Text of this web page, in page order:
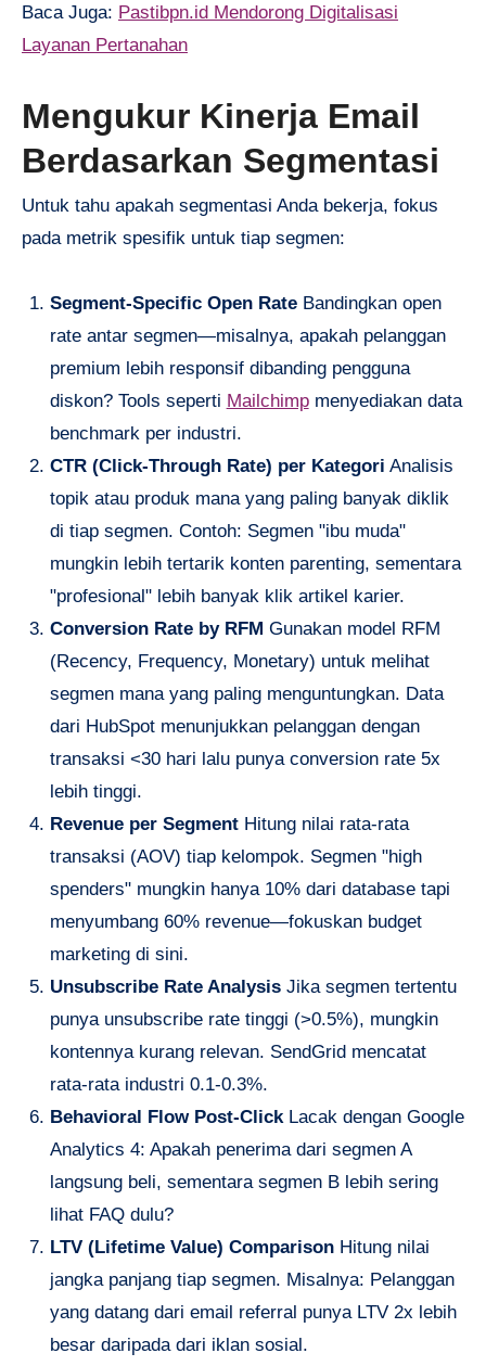
Baca Juga: Pastibpn.id Mendorong Digitalisasi
Layanan Pertanahan
Mengukur Kinerja Email
Berdasarkan Segmentasi
Untuk tahu apakah segmentasi Anda bekerja, fokus
pada metrik spesifik untuk tiap segmen:
Segment-Specific Open RateBandingkan open
rate antar segmen—misalnya, apakah pelanggan
premium lebih responsif dibanding pengguna
diskon? Tools seperti Mailchimpmenyediakan data
benchmark per industri.
CTR (Click-Through Rate) per Kategori Analisis
topik atau produk mana yang paling banyak diklik
di tiap segmen. Contoh: Segmen "ibu muda"
mungkin lebih tertarik konten parenting, sementara
"profesional" lebih banyak klik artikel karier.
Conversion Rate by RFM Gunakan model RFM
(Recency, Frequency, Monetary) untuk melihat
segmen mana yang paling menguntungkan. Data
dari HubSpot menunjukkan pelanggan dengan
transaksi <30 hari lalu punya conversion rate 5x
lebih tinggi.
Revenue per SegmentHitung nilai rata-rata
transaksi (AOV) tiap kelompok. Segmen "high
spenders" mungkin hanya 10% dari database tapi
menyumbang 60% revenue—fokuskan budget
marketing di sini.
Unsubscribe Rate AnalysisJika segmen tertentu
punya unsubscribe rate tinggi (>0.5%), mungkin
kontennya kurang relevan. SendGrid mencatat
rata-rata industri 0.1-0.3%.
Behavioral Flow Post-ClickLacak dengan Google
Analytics 4: Apakah penerima dari segmen A
langsung beli, sementara segmen B lebih sering
lihat FAQ dulu?
LTV (Lifetime Value) ComparisonHitung nilai
jangka panjang tiap segmen. Misalnya: Pelanggan
yang datang dari email referral punya LTV 2x lebih
besar daripada dari iklan sosial.